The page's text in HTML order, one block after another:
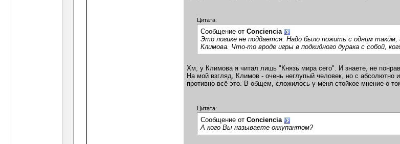
Цитата:
Сообщение от Сonciencia
Это логике не поддается. Надо было пожить с одним
Климова. Что-то вроде игры в подкидного дурака с собой,
Хм, у Климова я читал лишь "Князь мира сего". И знаете, не
На мой взгляд, Климов - очень неглупый человек, но с
противно всё это. В общем, сложилось у меня стойкое мнение о
Цитата:
Сообщение от Сonciencia
А кого Вы называете оккупантом?